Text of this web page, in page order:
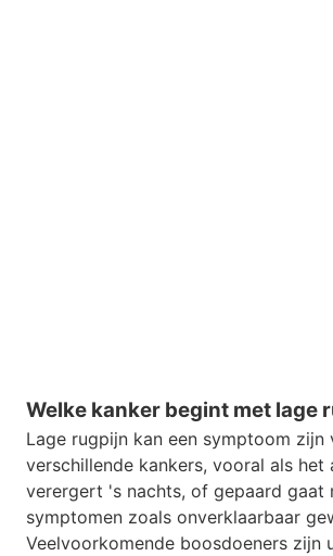
Welke kanker begint met lage
Lage rugpijn kan een symptoom zijn
verschillende kankers, vooral als het
verergert 's nachts, of gepaard gaat
symptomen zoals onverklaarbaar
Veelvoorkomende boosdoeners zijn